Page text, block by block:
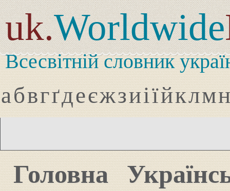
uk.Worldwide
Всесвітній словник
абвгґдеєжзиіїйклмн
Головна